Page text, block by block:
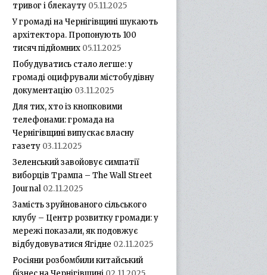
тривог і блекауту 05.11.2025
У громаді на Чернігівщині шукають
архітектора. Пропонують 100
тисяч підйомних 05.11.2025
Побудуватись стало легше: у
громаді оцифрували містобудівну
документацію 03.11.2025
Для тих, хто із кнопковими
телефонами: громада на
Чернігівщині випускає власну
газету 03.11.2025
Зеленський завойовує симпатії
виборців Трампа – The Wall Street
Journal 02.11.2025
Замість зруйнованого сільського
клубу – Центр розвитку громади: у
мережі показали, як подовжує
відбудовуватися Ягідне 02.11.2025
Росіяни розбомбили китайський